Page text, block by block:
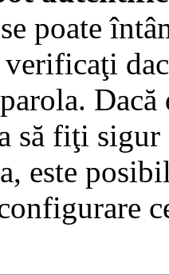
poate
Dacă
să fiţi
este